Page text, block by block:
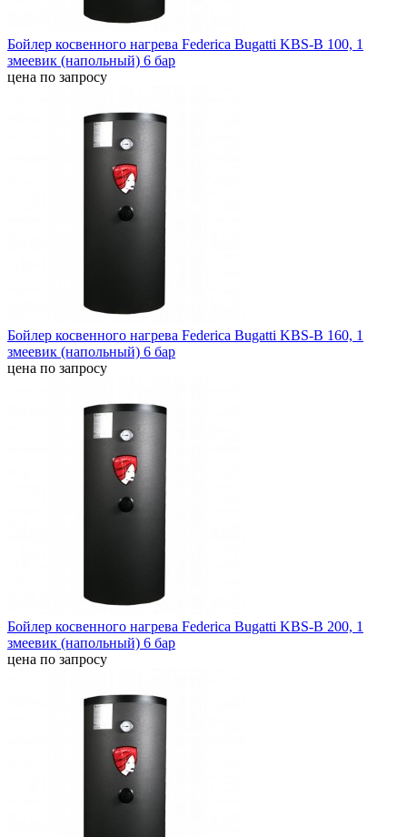
Бойлер косвенного нагрева Federica Bugatti KBS-B 100, 1
змеевик (напольный) 6 бар
цена по запросу
Бойлер косвенного нагрева Federica Bugatti KBS-B 160, 1
змеевик (напольный) 6 бар
цена по запросу
Бойлер косвенного нагрева Federica Bugatti KBS-B 200, 1
змеевик (напольный) 6 бар
цена по запросу